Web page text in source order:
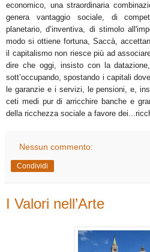
economico, una straordinaria
genera vantaggio sociale, di
planetario, d’inventiva, di stimolo
modo si ottiene fortuna, Saccà,
il capitalismo non riesce più ad
dire che oggi, insisto con la
sott’occupando, spostando i capitali
le garanzie e i servizi, le pensioni, e,
ceti medi pur di arricchire banche e
della ricchezza sociale a favore
Nessun commento:
Condividi
I Valori nell’Arte